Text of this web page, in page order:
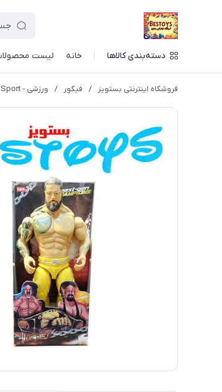
دسته‌بندی کالاها خانه لیست
فروشگاه اینترنتی بستویز / فیگور / ورزشی - Sport